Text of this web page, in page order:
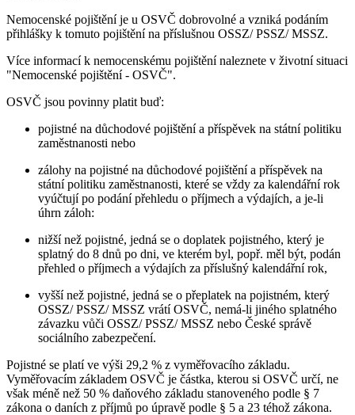
Nemocenské pojištění je u OSVČ dobrovolné a vzniká podáním
přihlášky k tomuto pojištění na příslušnou OSSZ/ PSSZ/ MSSZ.
Více informací k nemocenskému pojištění naleznete v životní situaci
"Nemocenské pojištění - OSVČ".
OSVČ jsou povinny platit buď:
pojistné na důchodové pojištění a příspěvek na státní politiku
zaměstnanosti nebo
zálohy na pojistné na důchodové pojištění a příspěvek na
státní politiku zaměstnanosti, které se vždy za kalendářní rok
vyúčtují po podání přehledu o příjmech a výdajích, a je-li
úhrn záloh:
nižší než pojistné, jedná se o doplatek pojistného, který je
splatný do 8 dnů po dni, ve kterém byl, popř. měl být, podán
přehled o příjmech a výdajích za příslušný kalendářní rok,
vyšší než pojistné, jedná se o přeplatek na pojistném, který
OSSZ/ PSSZ/ MSSZ vrátí OSVČ, nemá-li jiného splatného
závazku vůči OSSZ/ PSSZ/ MSSZ nebo České správě
sociálního zabezpečení.
Pojistné se platí ve výši 29,2 % z vyměřovacího základu.
Vyměřovacím základem OSVČ je částka, kterou si OSVČ určí, ne
však méně než 50 % daňového základu stanoveného podle § 7
zákona o daních z příjmů po úpravě podle § 5 a 23 téhož zákona.